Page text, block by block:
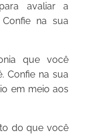
avaliar a
na sua
que você
Confie na sua
em meio aos
do que você